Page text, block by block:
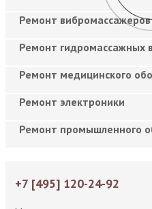
Ремонт вибромассажеров
Ремонт гидромассажных
Ремонт медицинского
Ремонт электроники
Ремонт промышленного
+7 [495] 120-24-92